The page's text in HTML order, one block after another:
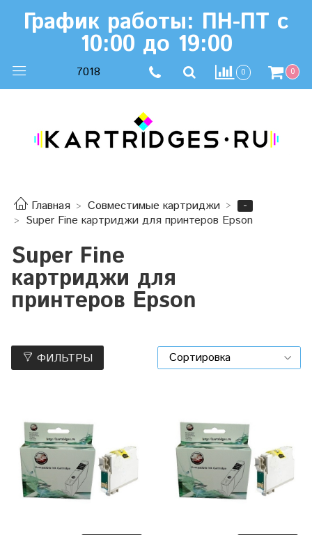
График работы: ПН-ПТ с
10:00 до 19:00
7018 0 0
Главная Совместимые картриджи
-
Super Fine картриджи для принтеров Epson
Super Fine
картриджи для
принтеров Epson
ФИЛЬТРЫ